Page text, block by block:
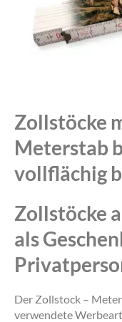
Zollstöcke
Meterstab
vollflächig
Zollstöcke
als
Der Zollstock –
verwendete